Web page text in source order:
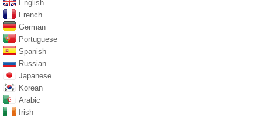
English
French
German
Portuguese
Spanish
Russian
Japanese
Korean
Arabic
Irish